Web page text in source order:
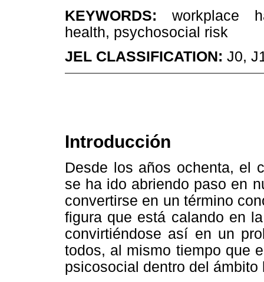
KEYWORDS: workplace
health, psychosocial risk
JEL CLASSIFICATION: J0,
Introducción
Desde los años ochenta, el
se ha ido abriendo paso en
convertirse en un término
figura que está calando en
convirtiéndose así en un
todos, al mismo tiempo que
psicosocial dentro del ámbito